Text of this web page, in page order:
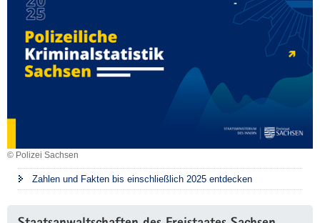
© Polizei Sachsen
Zahlen und Fakten bis einschließlich 2025 entdecken